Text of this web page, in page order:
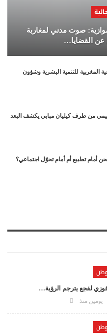
صوت مدني لمغاربة
عن القضايا…
المغربية للتنمية البشرية وشؤون
من طرف كيليان مبابي يكشف البعد
أمام تطبيع أم أمام تحوّل اجتماعي؟
فوزي لقجع يترجم الرؤية…
يومين منذ